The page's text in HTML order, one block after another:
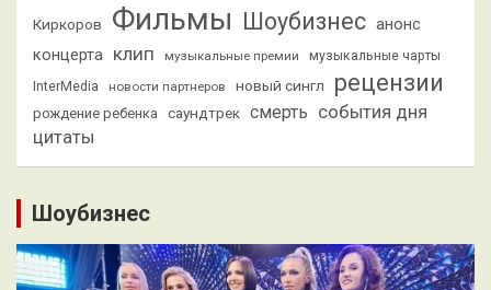
Киркоров Фильмы Шоубизнес анонс
концерта клип музыкальные премии
музыкальные чарты
InterMedia
новости партнеров новый сингл рецензии
рождение ребенка саундтрек смерть события дня
цитаты
Шоубизнес